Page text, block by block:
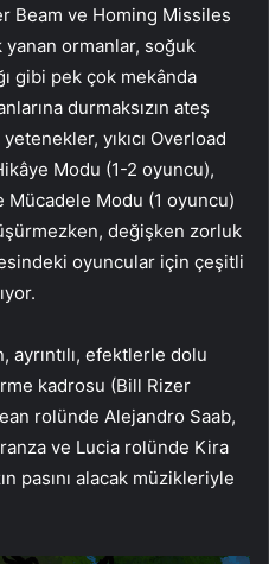
Beam ve Homing Missiles
ormanlar, soğuk
gibi pek çok mekânda
durmaksızın ateş
yıkıcı Overload
Modu (1-2 oyuncu),
Modu (1 oyuncu)
değişken zorluk
oyuncular için çeşitli
ayrıntılı, efektlerle dolu
kadrosu (Bill Rizer
rolünde Alejandro Saab,
ve Lucia rolünde Kira
pasını alacak müzikleriyle